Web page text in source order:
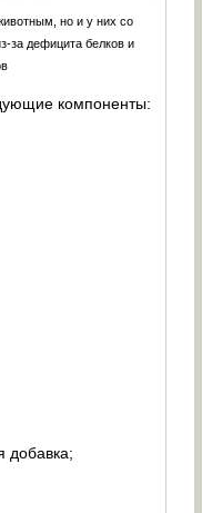
но и у них со
за дефицита белков и
компоненты:
добавка;